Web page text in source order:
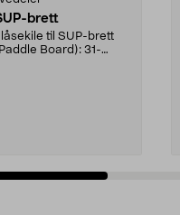
brett
til SUP-brett
Board): 31-